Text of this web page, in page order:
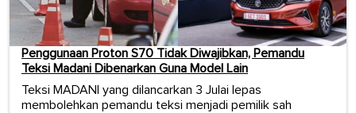
Penggunaan Proton S70 Tidak Diwajibkan, Pemandu
Teksi Madani Dibenarkan Guna Model Lain
Teksi MADANI yang dilancarkan 3 Julai lepas
membolehkan pemandu teksi menjadi pemilik sah